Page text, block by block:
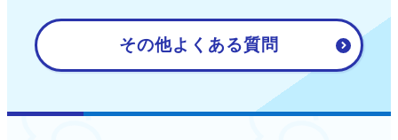
その他よくある質問